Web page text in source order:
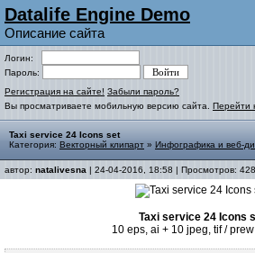
Datalife Engine Demo
Описание сайта
Логин:
Пароль:
Регистрация на сайте! Забыли пароль?
Вы просматриваете мобильную версию сайта. Перейти
Taxi service 24 Icons set
Категория: Векторный клипарт » Инфографика и веб-
автор: natalivesna | 24-04-2016, 18:58 | Просмотров: 428
Taxi service 24 Icons
10 eps, ai + 10 jpeg, tif /